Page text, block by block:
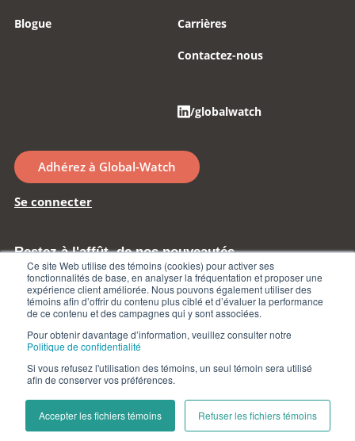
Ce site Web utilise des témoins (cookies) pour activer ses
fonctionnalités de base, en analyser la fréquentation et proposer une
expérience client améliorée. Nous pouvons également utiliser des
témoins afin d’offrir du contenu plus ciblé et d’évaluer la performance
de ce contenu et des campagnes qui y sont associées.
Pour obtenir davantage d’information, veuillez consulter notre
Politique de confidentialité
Si vous refusez l'utilisation des témoins, un seul témoin sera utilisé
afin de conserver vos préférences.
Accepter les fichiers témoins Refuser les fichiers témoins
Blogue Carrières
Contactez-nous
/globalwatch
Adhérez à Global-Watch
Se connecter
Restez à l'affût de nos nouveautés
Inscrivez-vous à l'infolettre
Global-Watch ©2026 Tous droits réservés
Politique de confidentialité Gestion des témoins
Site web parParkour3 Expert HubSpot